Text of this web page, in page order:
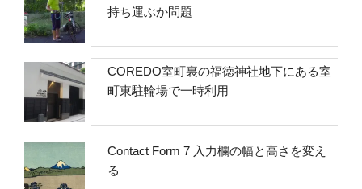
持ち運ぶか問題
COREDO室町裏の福徳神社地下にある室
町東駐輪場で一時利用
Contact Form 7 入力欄の幅と高さを変え
る